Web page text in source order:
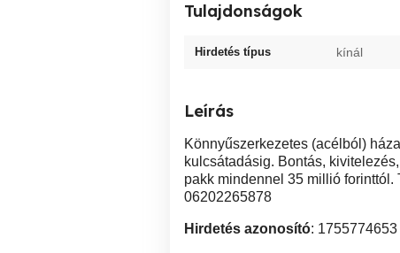
Tulajdonságok
Hirdetés típus kínál
Leírás
Könnyűszerkezetes (acélból)
kulcsátadásig. Bontás,
pakk mindennel 35 millió
06202265878
Hirdetés azonosító: 1755774653